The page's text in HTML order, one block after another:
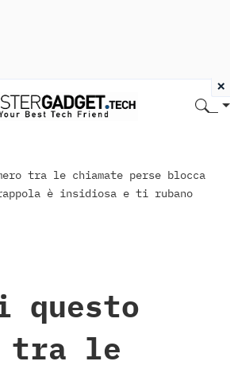
tra le chiamate perse blocca
è insidiosa e ti rubano
questo
tra le
×